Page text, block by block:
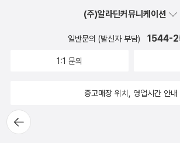
뒤로가
기
(주)알라딘커뮤니케이션
일반문의 (발신자 부담) 1544-
1:1 문의
중고매장 위치, 영업시간 안내